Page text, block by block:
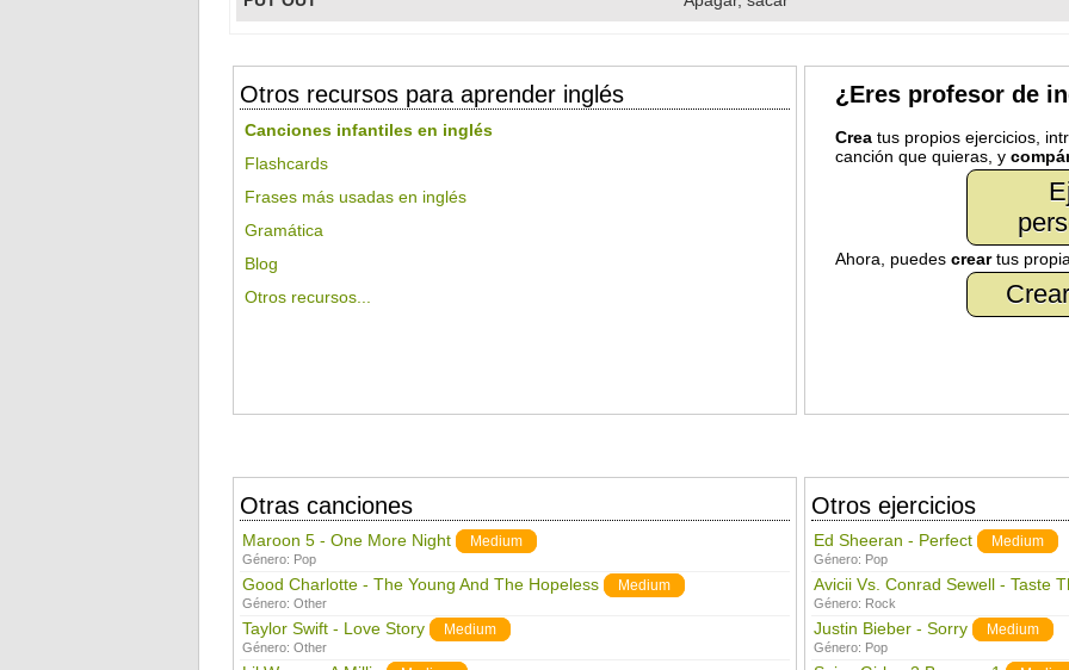
Otros recursos para aprender inglés
Canciones infantiles en inglés
Flashcards
Frases más usadas en inglés
Gramática
Blog
Otros recursos...
¿Eres profesor de
Creatus propios ejercicios,
canción que quieras, y
Ahora, puedes creartus
Otras canciones
Maroon 5 - One More Night Medium
Género: Pop
Good Charlotte - The Young And The Hopeless Medium
Género: Other
Taylor Swift - Love Story Medium
Género: Other
Otros ejercicios
Ed Sheeran - Perfect Medium
Género: Pop
Avicii Vs. Conrad Sewell - Taste
Género: Rock
Justin Bieber - Sorry Medium
Género: Pop